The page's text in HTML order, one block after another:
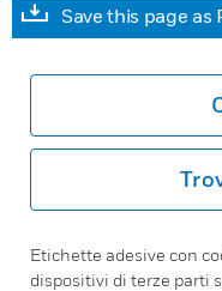
Save this page as
Etichette adesive con
dispositivi di terze parti